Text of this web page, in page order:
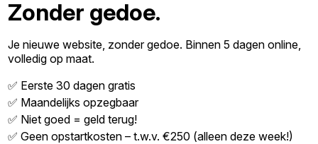
Zonder gedoe.
Je nieuwe website, zonder gedoe. Binnen 5 dagen online,
volledig op maat.
✅ Eerste 30 dagen gratis
✅ Maandelijks opzegbaar
✅ Niet goed = geld terug!
✅ Geen opstartkosten – t.w.v. €250 (alleen deze week!)